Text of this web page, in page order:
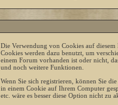
Die Verwendung von Cookies auf
Cookies werden dazu benutzt, um
einem Forum vorhanden ist oder nicht,
und noch weitere Funktionen.
Wenn Sie sich registrieren, können Sie
in einem Cookie auf Ihrem Computer
etc. wäre es besser diese Option nicht zu